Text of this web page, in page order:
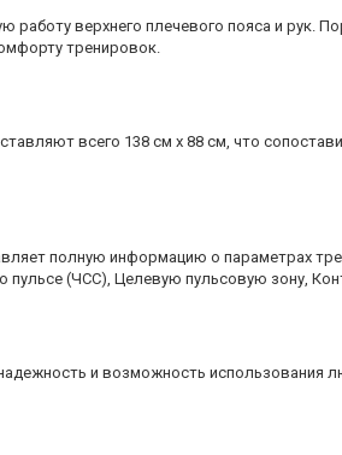
верхнего плечевого пояса и рук.
тренировок.
всего 138 см х 88 см, что
полную информацию о параметрах
(ЧСС), Целевую пульсовую зону,
и возможность использования